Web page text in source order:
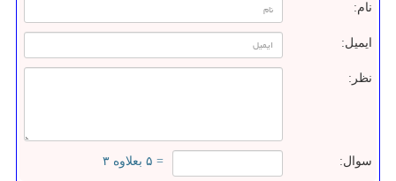
نام:
ایمیل:
نظر:
سوال: = ۵ بعلاوه ۳